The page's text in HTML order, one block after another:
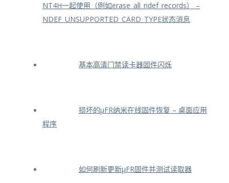
NT4H一起使用（例如erase_all_ndef_records） –
NDEF_UNSUPPORTED_CARD_TYPE状态消息
基本高清门禁读卡器固件闪烁
损坏的μFR纳米在线固件恢复 – 桌面应用
程序
如何刷新更新μFR固件并测试读取器